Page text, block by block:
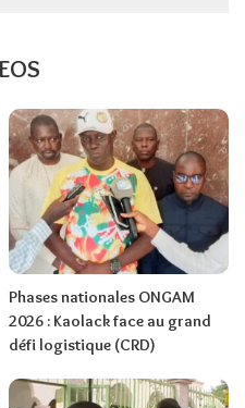
Phases nationales ONGAM
2026 : Kaolack face au grand
défi logistique (CRD)